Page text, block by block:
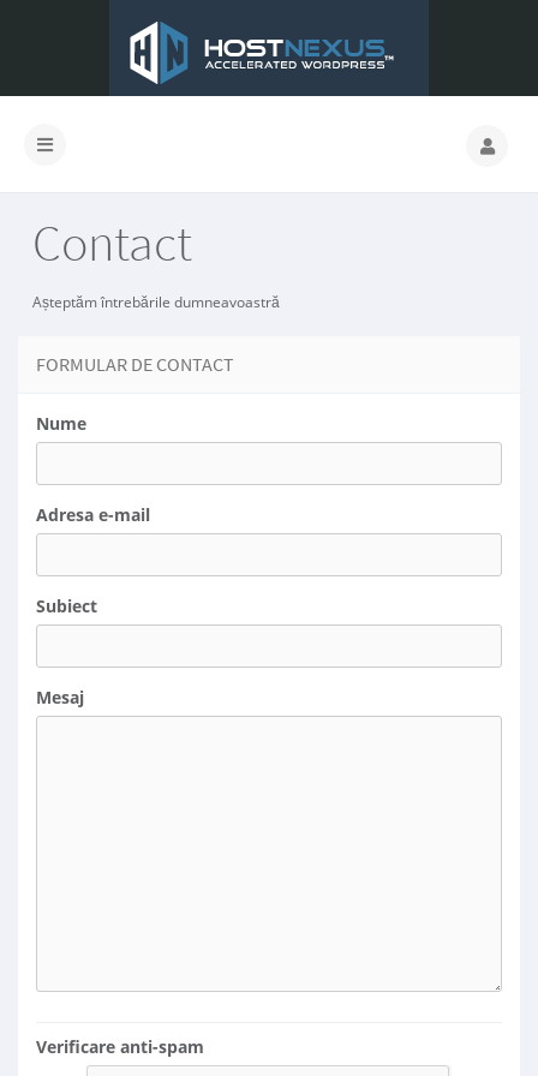
Contact
Așteptăm întrebările dumneavoastră
FORMULAR DE CONTACT
Nume
Adresa e-mail
Subiect
Mesaj
Verificare anti-spam